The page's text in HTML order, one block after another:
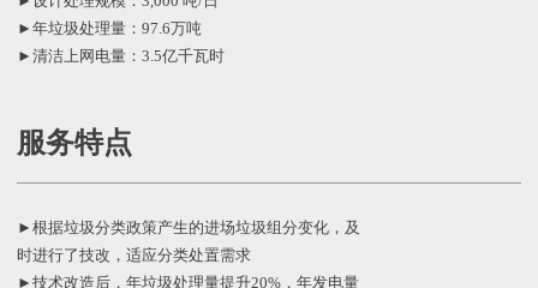
►年垃圾处理量：97.6万吨
►清洁上网电量：3.5亿千瓦时
服务特点
►根据垃圾分类政策产生的进场垃圾组分变化，及
时进行了技改，适应分类处置需求
►技术改造后，年垃圾处理量提升20%，年发电量